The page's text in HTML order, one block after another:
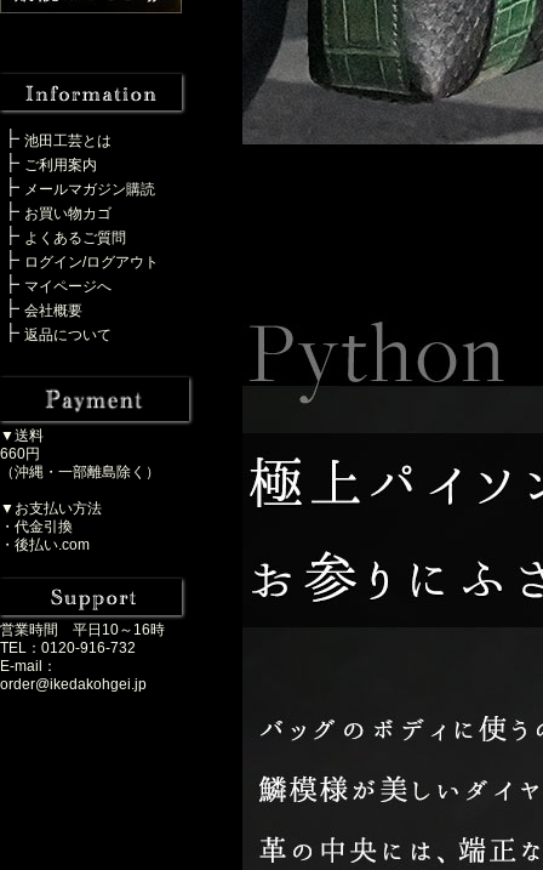
池田工芸とは
ご利用案内
メールマガジン購読
お買い物カゴ
よくあるご質問
ログイン/ログアウト
マイページへ
会社概要
返品について
▼送料
660円
（沖縄・一部離島除く）
▼お支払い方法
・代金引換
・後払い.com
営業時間 平日10～16時
TEL：0120-916-732
E-mail：
order@ikedakohgei.jp